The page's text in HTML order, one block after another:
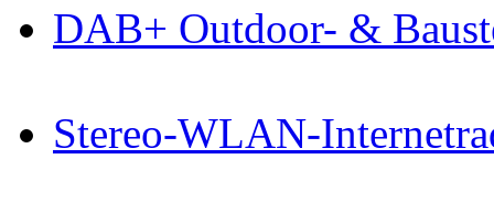
DAB+ Outdoor- &
Stereo-WLAN-